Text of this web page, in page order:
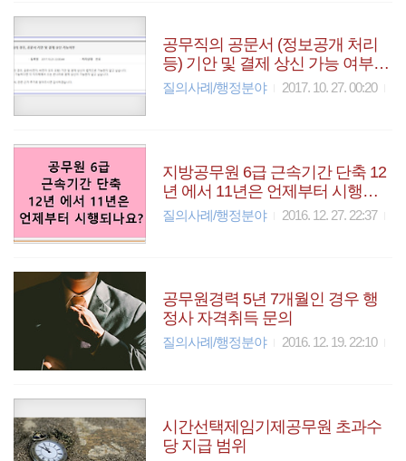
공무직의 공문서 (정보공개 처리
등) 기안 및 결제 상신 가능 여부
알아보기
질의사례/행정분야 2017. 10. 27. 00:20
지방공무원 6급 근속기간 단축 12
년 에서 11년은 언제부터 시행되
나요?
질의사례/행정분야 2016. 12. 27. 22:37
공무원경력 5년 7개월인 경우 행
정사 자격취득 문의
질의사례/행정분야 2016. 12. 19. 22:10
시간선택제임기제공무원 초과수
당 지급 범위